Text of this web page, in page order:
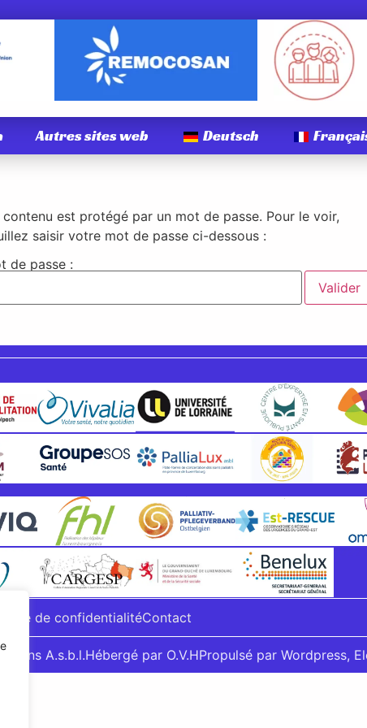
Autres sites web Deutsch
contenu est protégé par un mot de passe. Pour le voir,
saisir votre mot de passe ci-dessous :
de passe :
de confidentialitéContact
A.s.b.l.Hébergé par O.V.HPropulsé par Wordpress,